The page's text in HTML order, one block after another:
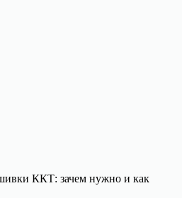
ККТ: зачем нужно и как